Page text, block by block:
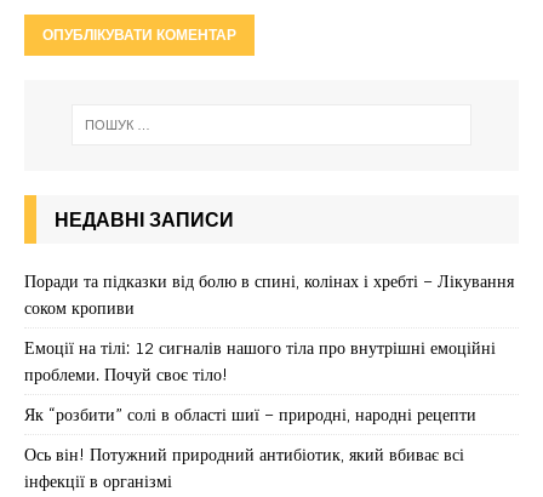
НЕДАВНІ ЗАПИСИ
Поради та підказки від болю в спині, колінах і хребті – Лікування
соком кропиви
Емоції на тілі: 12 сигналів нашого тіла про внутрішні емоційні
проблеми. Почуй своє тіло!
Як “розбити” солі в області шиї – природні, народні рецепти
Ось він! Потужний природний антибіотик, який вбиває всі
інфекції в організмі